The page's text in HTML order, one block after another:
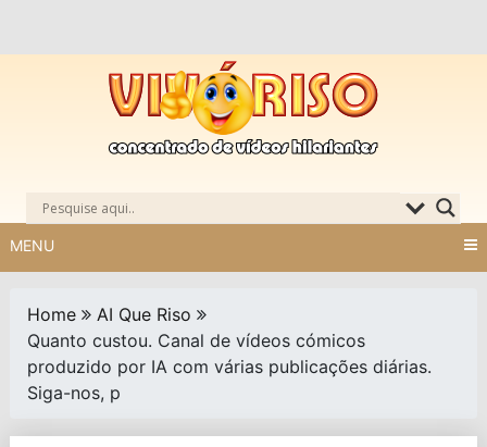
MENU
Home
AI Que Riso
Quanto custou. Canal de vídeos cómicos
produzido por IA com várias publicações diárias.
Siga-nos, p